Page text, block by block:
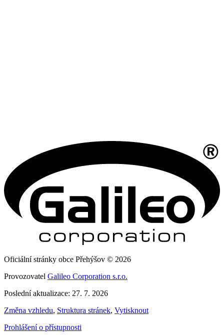
Oficiální stránky obce Přehýšov © 2026
Provozovatel Galileo Corporation s.r.o.
Poslední aktualizace: 27. 7. 2026
Změna vzhledu, Struktura stránek, Vytisknout
Prohlášení o přístupnosti